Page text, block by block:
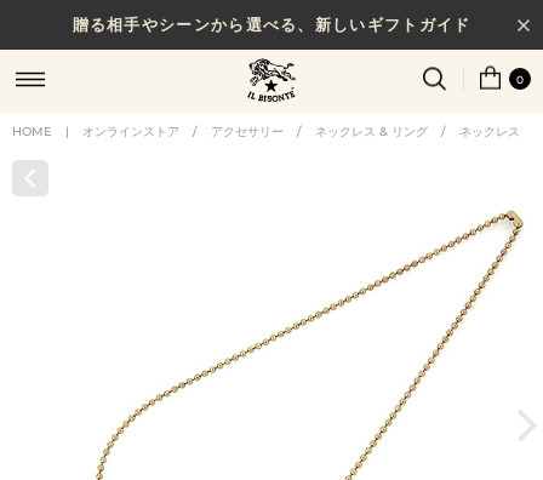
贈る相手やシーンから選べる、新しいギフトガイド
0
HOME | オンラインストア / アクセサリー / ネックレス & リング / ネックレス